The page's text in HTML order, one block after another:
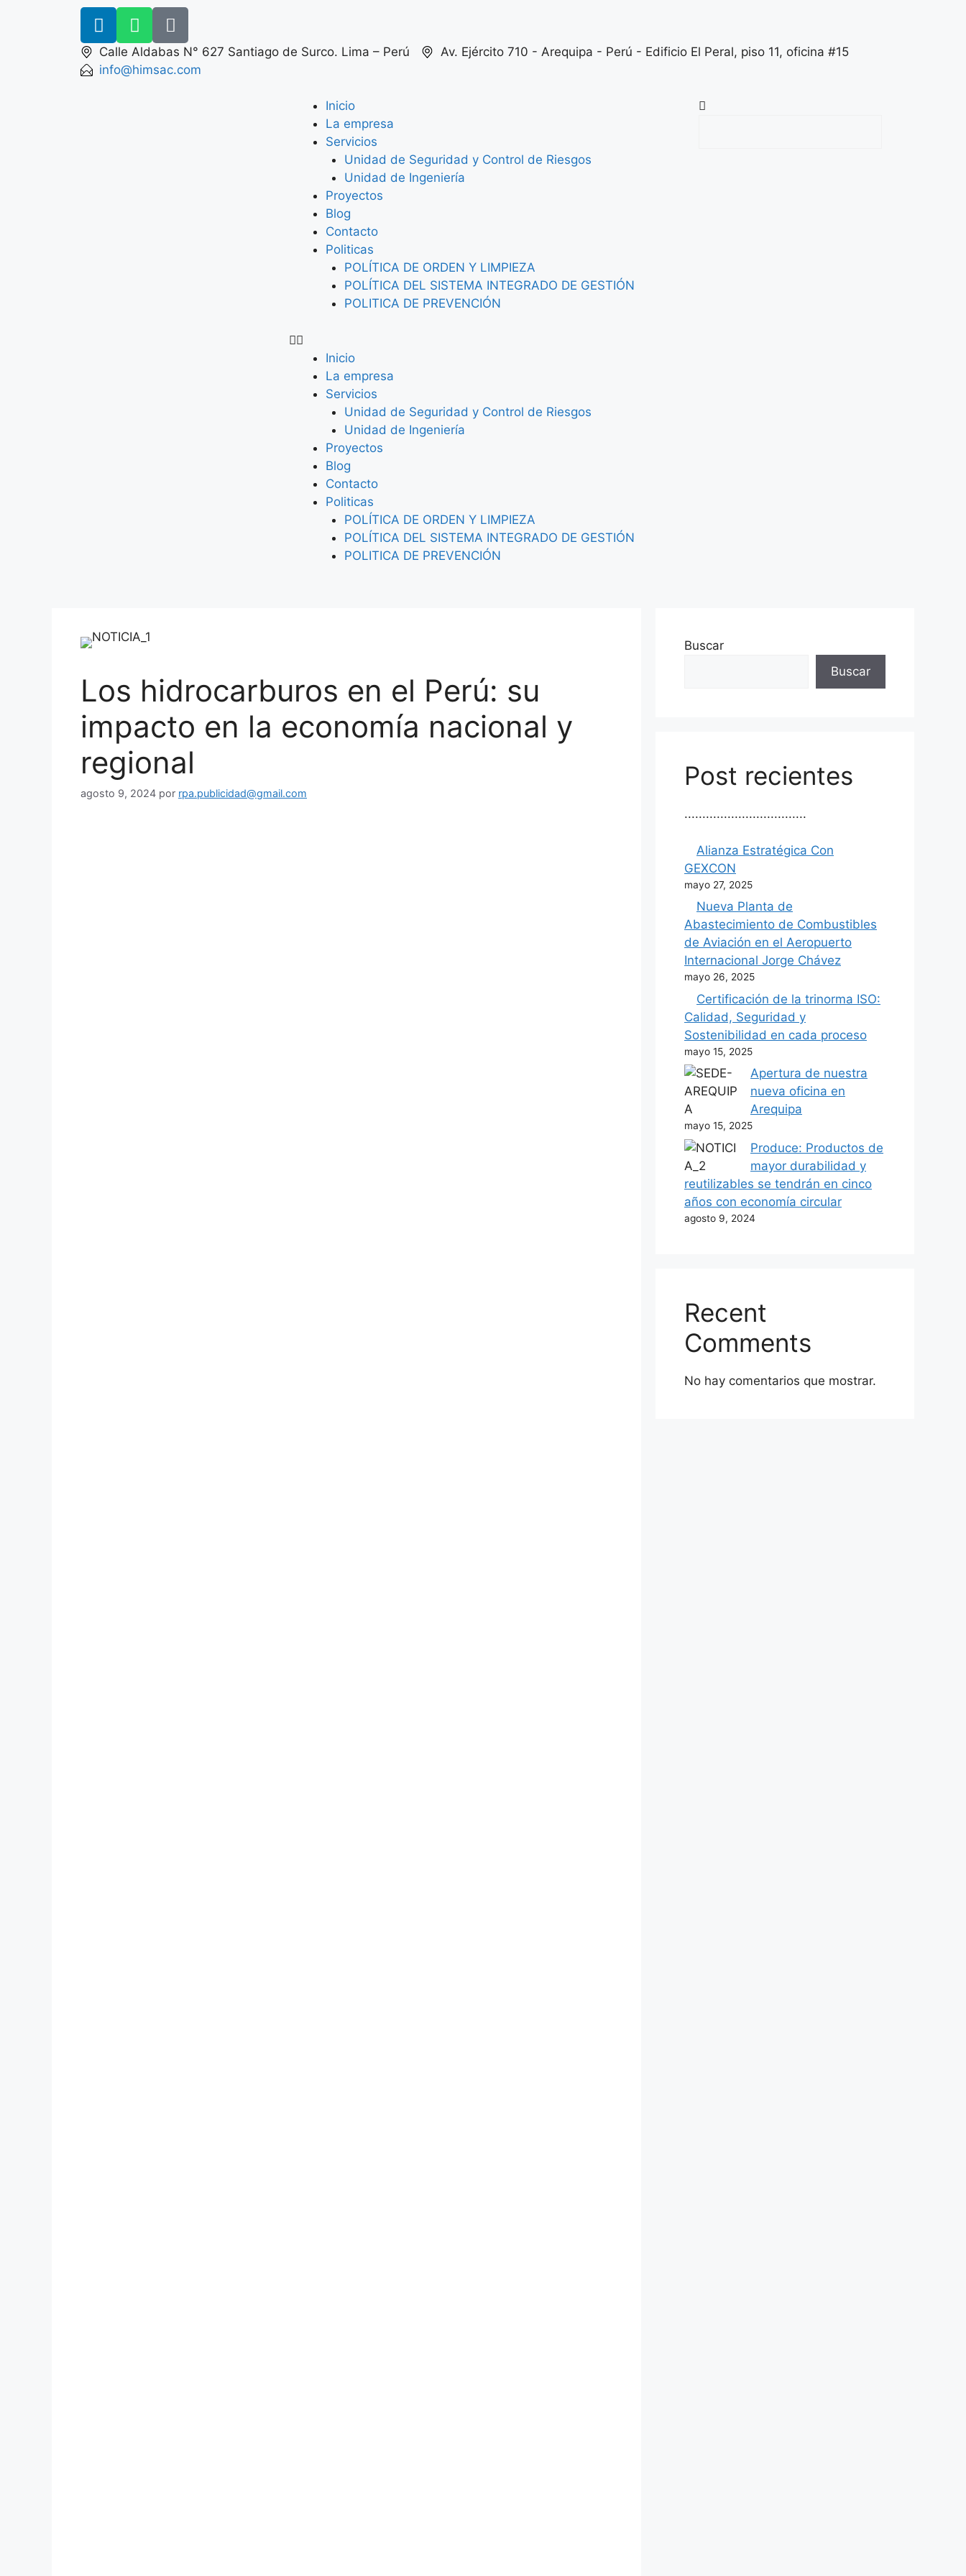
Calle Aldabas N° 627 Santiago de Surco. Lima – Perú
Av. Ejército 710 - Arequipa - Perú - Edificio El Peral, piso 11, oficina #15
info@himsac.com
Inicio
La empresa
Servicios
Unidad de Seguridad y Control de Riesgos
Unidad de Ingeniería
Proyectos
Blog
Contacto
Politicas
POLÍTICA DE ORDEN Y LIMPIEZA
POLÍTICA DEL SISTEMA INTEGRADO DE GESTIÓN
POLITICA DE PREVENCIÓN
Inicio
La empresa
Servicios
Unidad de Seguridad y Control de Riesgos
Unidad de Ingeniería
Proyectos
Blog
Contacto
Politicas
POLÍTICA DE ORDEN Y LIMPIEZA
POLÍTICA DEL SISTEMA INTEGRADO DE GESTIÓN
POLITICA DE PREVENCIÓN
Los hidrocarburos en el Perú: su
impacto en la economía nacional y
regional
agosto 9, 2024 por rpa.publicidad@gmail.com
Buscar
Buscar
Post recientes
..................................
Alianza Estratégica Con
GEXCON
mayo 27, 2025
Nueva Planta de
Abastecimiento de Combustibles
de Aviación en el Aeropuerto
Internacional Jorge Chávez
mayo 26, 2025
Certificación de la trinorma ISO:
Calidad, Seguridad y
Sostenibilidad en cada proceso
mayo 15, 2025
Apertura de nuestra
nueva oficina en
Arequipa
mayo 15, 2025
Produce: Productos de
mayor durabilidad y
reutilizables se tendrán en cinco
años con economía circular
agosto 9, 2024
Recent
Comments
No hay comentarios que mostrar.